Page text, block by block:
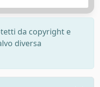
da copyright e
diversa